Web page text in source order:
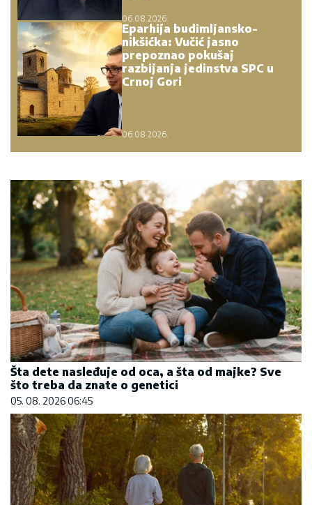
06.08.2026.
Eparhija budimljansko-
nikšićka: Vučić jasno
prepoznao pokušaj
razbijanja jedinstva SPC u
Crnoj Gori
06.08.2026.
Šta dete nasleđuje od oca, a šta od majke? Sve
što treba da znate o genetici
05. 08. 2026 06:45